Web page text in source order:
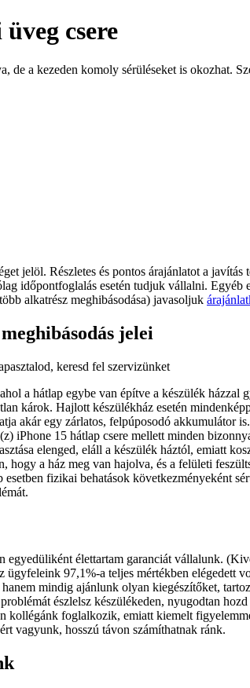
csere
de a kezeden komoly sérüléseket is okozhat.
jelöl. Részletes és pontos árajánlatot a
időpontfoglalás esetén tudjuk vállalni. Egyéb
alkatrész meghibásodása) javasoljuk
jelei
keresd fel szervizünket
a hátlap egybe van építve a készülék
károk. Hajlott készülékház esetén
akár egy zárlatos, felpúposodó akkumulátor
iPhone 15 hátlap csere mellett minden
elenged, eláll a készülék háztól, emiatt
hogy a ház meg van hajolva, és a felületi
fizikai behatások következményeként
egyedüliként élettartam garanciát vállalunk.
ügyfeleink 97,1%-a teljes mértékben elégedett
mindig ajánlunk olyan kiegészítőket,
észlelsz készülékeden, nyugodtan
kollégánk foglalkozik, emiatt kiemelt
vagyunk, hosszú távon számíthatnak ránk.